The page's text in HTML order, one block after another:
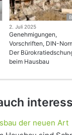
2. Juli 2025
Genehmigungen,
Vorschriften, DIN-
Der
beim Hausbau
der neuen Art